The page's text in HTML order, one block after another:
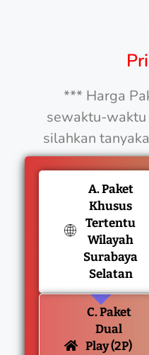
*** Harga
sewaktu-waktu
silahkan
A. Paket
Khusus
Tertentu
Wilayah
Surabaya
Selatan
C. Paket
Dual
Play (2P)